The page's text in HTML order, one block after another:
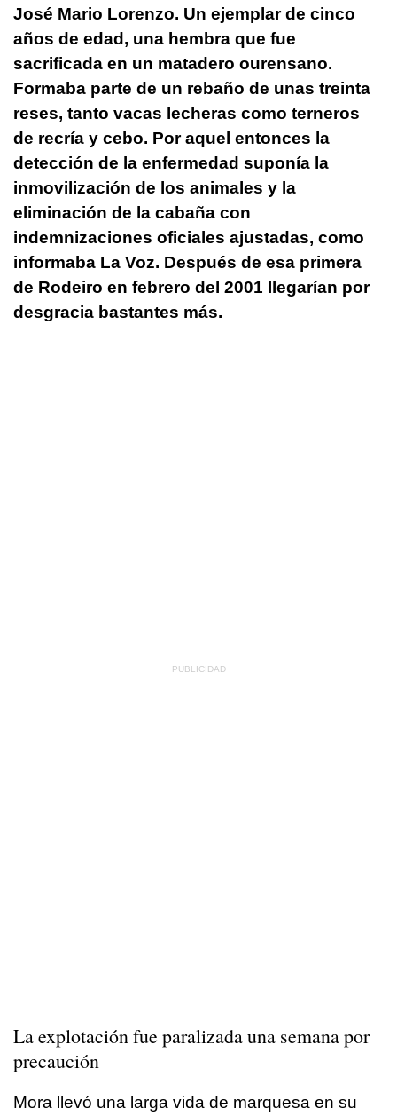
José Mario Lorenzo. Un ejemplar de cinco
años de edad, una hembra que fue
sacrificada en un matadero ourensano.
Formaba parte de un rebaño de unas treinta
reses, tanto vacas lecheras como terneros
de recría y cebo. Por aquel entonces la
detección de la enfermedad suponía la
inmovilización de los animales y la
eliminación de la cabaña con
indemnizaciones oficiales ajustadas, como
informaba La Voz. Después de esa primera
de Rodeiro en febrero del 2001 llegarían por
desgracia bastantes más.
La explotación fue paralizada una semana por
precaución
Mora llevó una larga vida de marquesa en su